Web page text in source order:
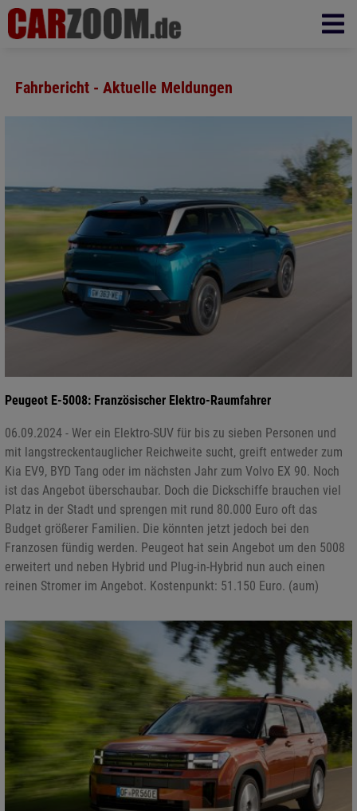
Fahrbericht - Aktuelle Meldungen
Peugeot E-5008: Französischer Elektro-Raumfahrer
06.09.2024 - Wer ein Elektro-SUV für bis zu sieben Personen und
mit langstreckentauglicher Reichweite sucht, greift entweder zum
Kia EV9, BYD Tang oder im nächsten Jahr zum Volvo EX 90. Noch
ist das Angebot überschaubar. Doch die Dickschiffe brauchen viel
Platz in der Stadt und sprengen mit rund 80.000 Euro oft das
Budget größerer Familien. Die könnten jetzt jedoch bei den
Franzosen fündig werden. Peugeot hat sein Angebot um den 5008
erweitert und neben Hybrid und Plug-in-Hybrid nun auch einen
reinen Stromer im Angebot. Kostenpunkt: 51.150 Euro. (aum)